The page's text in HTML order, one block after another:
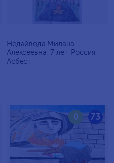
Недайвода Милана
Алексеевна, 7 лет, Россия,
Асбест
73
0